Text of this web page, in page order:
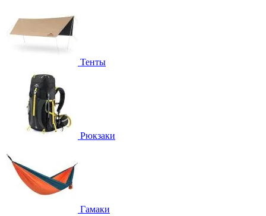
Тенты
Рюкзаки
Гамаки